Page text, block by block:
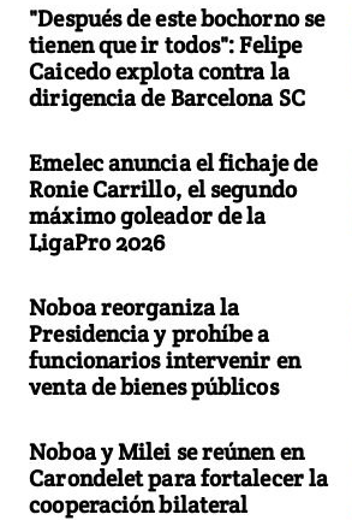
"Después de este bochorno se
tienen que ir todos": Felipe
Caicedo explota contra la
dirigencia de Barcelona SC
Emelec anuncia el fichaje de
Ronie Carrillo, el segundo
máximo goleador de la
LigaPro 2026
Noboa reorganiza la
Presidencia y prohíbe a
funcionarios intervenir en
venta de bienes públicos
Noboa y Milei se reúnen en
Carondelet para fortalecer la
cooperación bilateral